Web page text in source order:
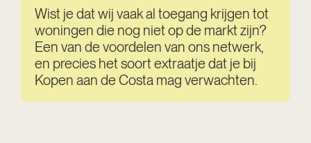
Wist je dat wij vaak al toegang krijgen tot
woningen die nog niet op de markt zijn?
Een van de voordelen van ons netwerk,
en precies het soort extraatje dat je bij
Kopen aan de Costa mag verwachten.